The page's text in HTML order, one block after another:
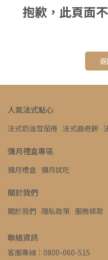
抱歉，此頁面
人氣法式點心
法式奶油雪茄捲 法式曲奇餅
彌月禮盒專區
彌月禮盒 彌月試吃
關於我們
關於我們 隱私政策 服務條款
聯絡資訊
客服專線：0800-060-515